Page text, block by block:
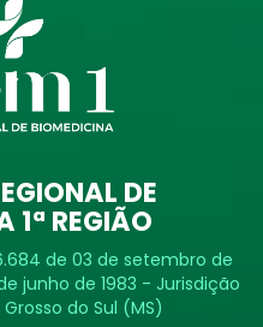
DE
1ª REGIÃO
de 03 de setembro de
junho de 1983 - Jurisdição
do Sul (MS)